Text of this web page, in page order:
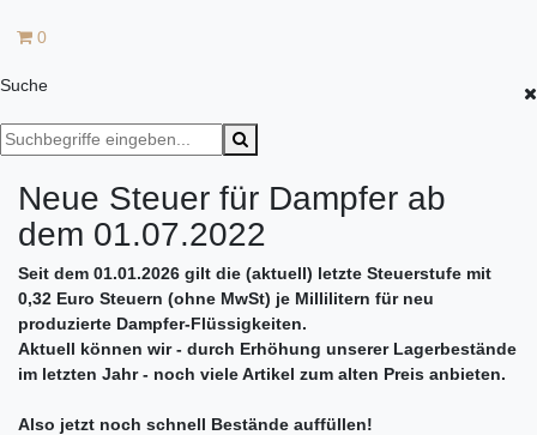
0
Suche
Neue Steuer für Dampfer ab
dem 01.07.2022
Seit dem 01.01.2026 gilt die (aktuell) letzte Steuerstufe mit
0,32 Euro Steuern (ohne MwSt) je Millilitern für neu
produzierte Dampfer-Flüssigkeiten.
Aktuell können wir - durch Erhöhung unserer Lagerbestände
im letzten Jahr - noch viele Artikel zum alten Preis anbieten.
Also jetzt noch schnell Bestände auffüllen!